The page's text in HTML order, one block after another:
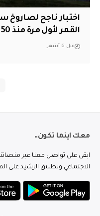
اختبار ناجح لصاروخ
القمر لأول مرة منذ 50 عاماً
قبل 6 أشهر
معك اينما تكون..
ابقى على تواصل معنا عبر
الاجتماعي وتطبيق الرشيد على